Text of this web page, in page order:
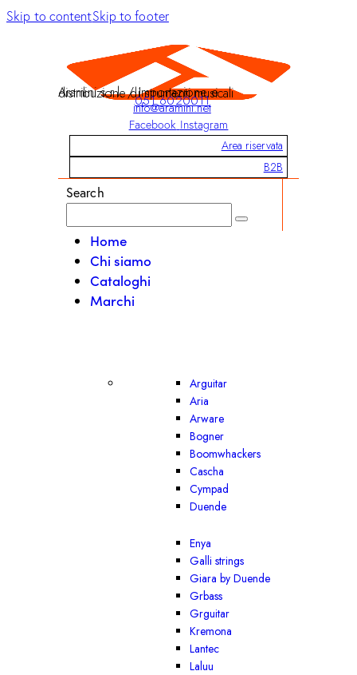
Skip to contentSkip to footer
Aramini s.r.l. / Importazione e distribuzione di strumenti musicali
051 6020011
info@aramini.net
Facebook Instagram
Area riservata
B2B
Search
Home
Chi siamo
Cataloghi
Marchi
Arguitar
Aria
Arware
Bogner
Boomwhackers
Cascha
Cympad
Duende
Enya
Galli strings
Giara by Duende
Grbass
Grguitar
Kremona
Lantec
Laluu